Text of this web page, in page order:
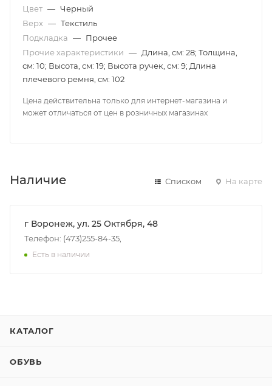
Цвет — Черный
Верх — Текстиль
Подкладка — Прочее
Прочие характеристики — Длина, см: 28; Толщина,
см: 10; Высота, см: 19; Высота ручек, см: 9; Длина
плечевого ремня, см: 102
Цена действительна только для интернет-магазина и
может отличаться от цен в розничных магазинах
Наличие Списком На карте
г Воронеж, ул. 25 Октября, 48
Телефон: (473)255-84-35,
Есть в наличии
КАТАЛОГ
ОБУВЬ